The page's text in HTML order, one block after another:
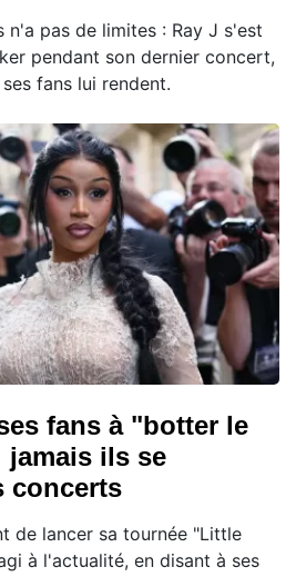
n'a pas de limites : Ray J s'est
pendant son dernier concert,
fans lui rendent.
fans à "botter le
jamais ils se
concerts
de lancer sa tournée "Little
à l'actualité, en disant à ses